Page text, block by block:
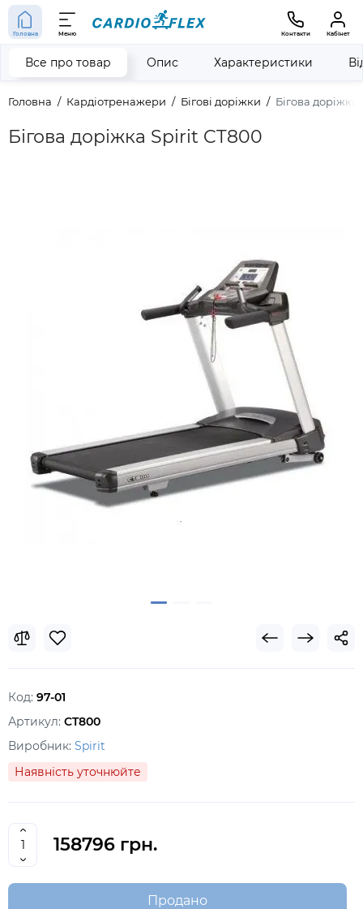
Головна Меню Контакти Кабінет
Головна Кардіотренажери Бігові доріжки Бігова
Бігова доріжка Spirit CT800
Все про товар Опис Характеристики
Код: 97-01
Артикул: CT800
Виробник: Spirit
Наявність уточнюйте
158796 грн.
Продано